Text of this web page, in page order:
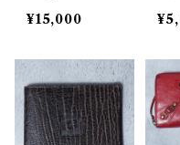
アガ クラシッ
クコンチネンタ
ウォレット pin
k
¥15,000
レ
ォ